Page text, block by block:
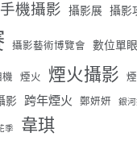
手機攝影 攝影展 攝影
攝影藝術博覽會 數位單眼
機 煙火 煙火攝影
影 跨年煙火 鄭妍妍 銀
季 韋琪